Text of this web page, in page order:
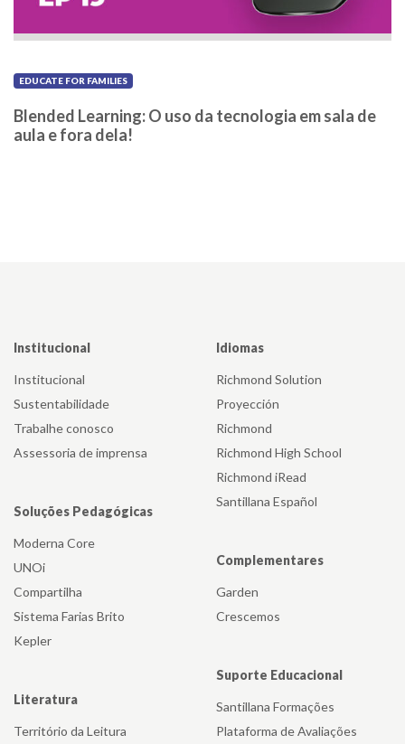
EDUCATE FOR FAMILIES
Blended Learning: O uso da tecnologia em sala de
aula e fora dela!
Institucional
Institucional
Sustentabilidade
Trabalhe conosco
Assessoria de imprensa
Soluções Pedagógicas
Moderna Core
UNOi
Compartilha
Sistema Farias Brito
Kepler
Literatura
Território da Leitura
Idiomas
Richmond Solution
Proyección
Richmond
Richmond High School
Richmond iRead
Santillana Español
Complementares
Garden
Crescemos
Suporte Educacional
Santillana Formações
Plataforma de Avaliações